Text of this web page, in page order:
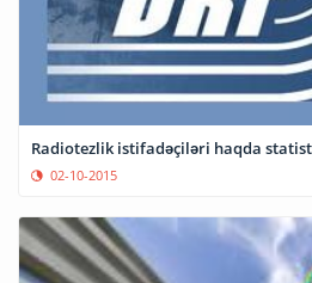
Radiotezlik istifadəçiləri haqda
02-10-2015